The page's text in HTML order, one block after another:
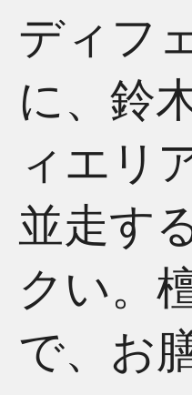
ディフ
に、鈴
ィエリ
並走す
クい。
で、お